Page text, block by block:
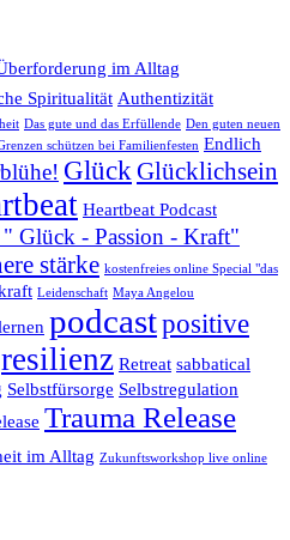
im Alltag
Spiritualität Authentizität
Das gute und das Erfüllende Den guten neuen
schützen bei Familienfesten Endlich
Glück Glücklichsein
Heartbeat Podcast
" Glück - Passion - Kraft"
stärke kostenfreies online Special "das
Leidenschaft Maya Angelou
podcastpositive
resilienz Retreat sabbatical
Selbstfürsorge Selbstregulation
Trauma Release
im Alltag Zukunftsworkshop live online